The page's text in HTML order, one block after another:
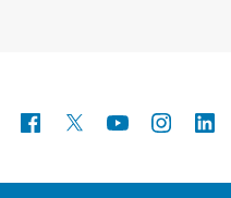
Facebook YouTube